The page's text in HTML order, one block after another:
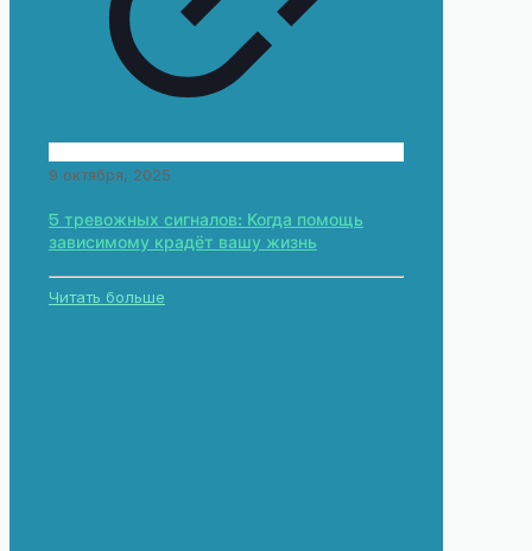
9 октября, 2025
5 тревожных сигналов: Когда помощь
зависимому крадёт вашу жизнь
Читать больше